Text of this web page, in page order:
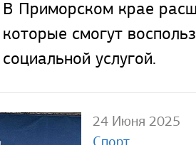
В Приморском крае
которые смогут
социальной услугой.
24 Июня 2025